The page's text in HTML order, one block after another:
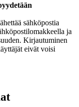
sähköpostia
ja
Kirjautuminen
eivät voisi